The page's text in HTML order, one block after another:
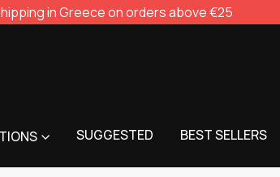
in Greece on orders above €25
SUGGESTED BEST SELLERS